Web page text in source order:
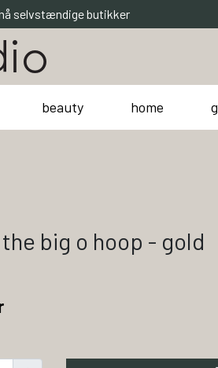
selvstændige butikker
beauty home
big o hoop - gold